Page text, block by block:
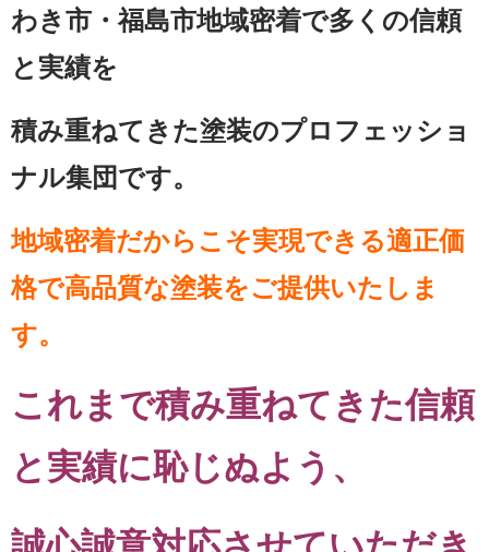
わき市・福島市地域密着で多くの信頼
と実績を
積み重ねてきた塗装のプロフェッショ
ナル集団です。
地域密着だからこそ実現できる適正価
格で高品質な塗装をご提供いたしま
す。
これまで積み重ねてきた信頼
と実績に恥じぬよう、